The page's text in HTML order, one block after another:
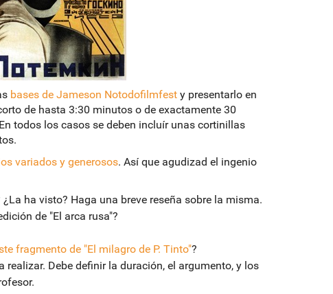
bases de Jameson Notodofilmfesty presentarlo en
de hasta 3:30 minutos o de exactamente 30
todos los casos se deben incluír unas cortinillas
variados y generosos. Así que agudizad el ingenio
ha visto? Haga una breve reseña sobre la misma.
de "El arca rusa"?
fragmento de "El milagro de P. Tinto"?
realizar. Debe definir la duración, el argumento, y los